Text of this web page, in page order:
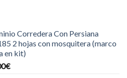
Corredera Con Persiana
2 hojas con mosquitera (marco
en kit)
€El